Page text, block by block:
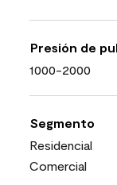
Presión de
1000-2000
Segmento
Residencial
Comercial